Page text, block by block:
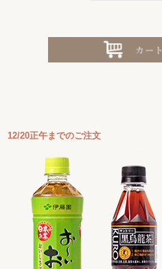
12/20正午までのご注文